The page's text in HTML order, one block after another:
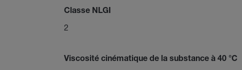
Classe NLGI
2
Viscosité cinématique de la substance à 40 °C